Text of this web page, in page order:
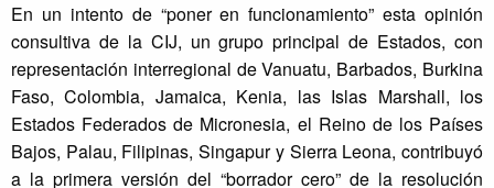
En un intento de “poner en funcionamiento” esta opinión
consultiva de la CIJ, un grupo principal de Estados, con
representación interregional de Vanuatu, Barbados, Burkina
Faso, Colombia, Jamaica, Kenia, las Islas Marshall, los
Estados Federados de Micronesia, el Reino de los Países
Bajos, Palau, Filipinas, Singapur y Sierra Leona, contribuyó
a la primera versión del “borrador cero” de la resolución